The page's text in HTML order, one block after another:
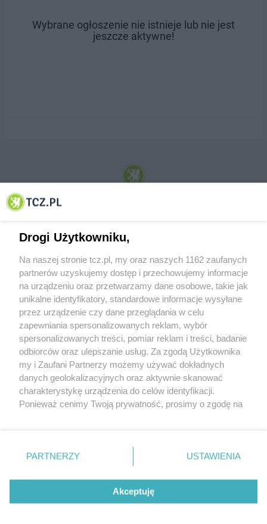
Wybrane ogłoszenie nie istnieje lub nie jest
jeszcze aktywne!
© 2001-2026 Tczew - TCZ.PL Sp. z o.o. Internetowy Serwis Informacyjny Miasta
O FIRMIE POLITYKA PRYWATNOŚCI HOSTING
REKLAMA WSPÓŁPRACA RSS FACEBOOK KONTAKT
Nasze serwisy
Aktualności
Tcz24
Historia miasta
Muzyka i kultura
Archiwum wydarzeń
Zdjęcia miasta
Drogi Użytkowniku,
Na naszej stronie tcz.pl, my oraz naszych 1162 zaufanych
partnerów uzyskujemy dostęp i przechowujemy informacje
na urządzeniu oraz przetwarzamy dane osobowe, takie jak
unikalne identyfikatory, standardowe informacje wysyłane
przez urządzenie czy dane przeglądania w celu
zapewniania spersonalizowanych reklam, wybór
spersonalizowanych treści, pomiar reklam i treści, badanie
odbiorców oraz ulepszanie usług. Za zgodą Użytkownika
my i Zaufani Partnerzy możemy używać dokładnych
danych geolokalizacyjnych oraz aktywnie skanować
charakterystykę urządzenia do celów identyfikacji.
Ponieważ cenimy Twoją prywatność, prosimy o zgodę na
znajdujący się w lewym dolnym rogu strony
. Niektóre
przetwarzaniu. Preferencje będą miały zastosowania tylko
PARTNERZY USTAWIENIA
Akceptuję